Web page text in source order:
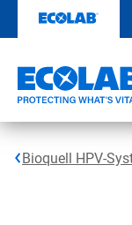
Inhalt
Bioquell HPV-